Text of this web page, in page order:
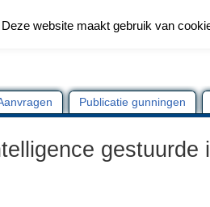
Publicatie gunningen
gestuurde
Deze website maakt gebruik van